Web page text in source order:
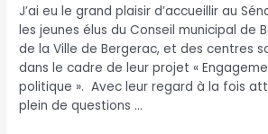
J’ai eu le grand plaisir d’accueillir au
les jeunes élus du Conseil municipal de
de la Ville de Bergerac, et des centres
dans le cadre de leur projet «
politique ». Avec leur regard à la fois
plein de questions …